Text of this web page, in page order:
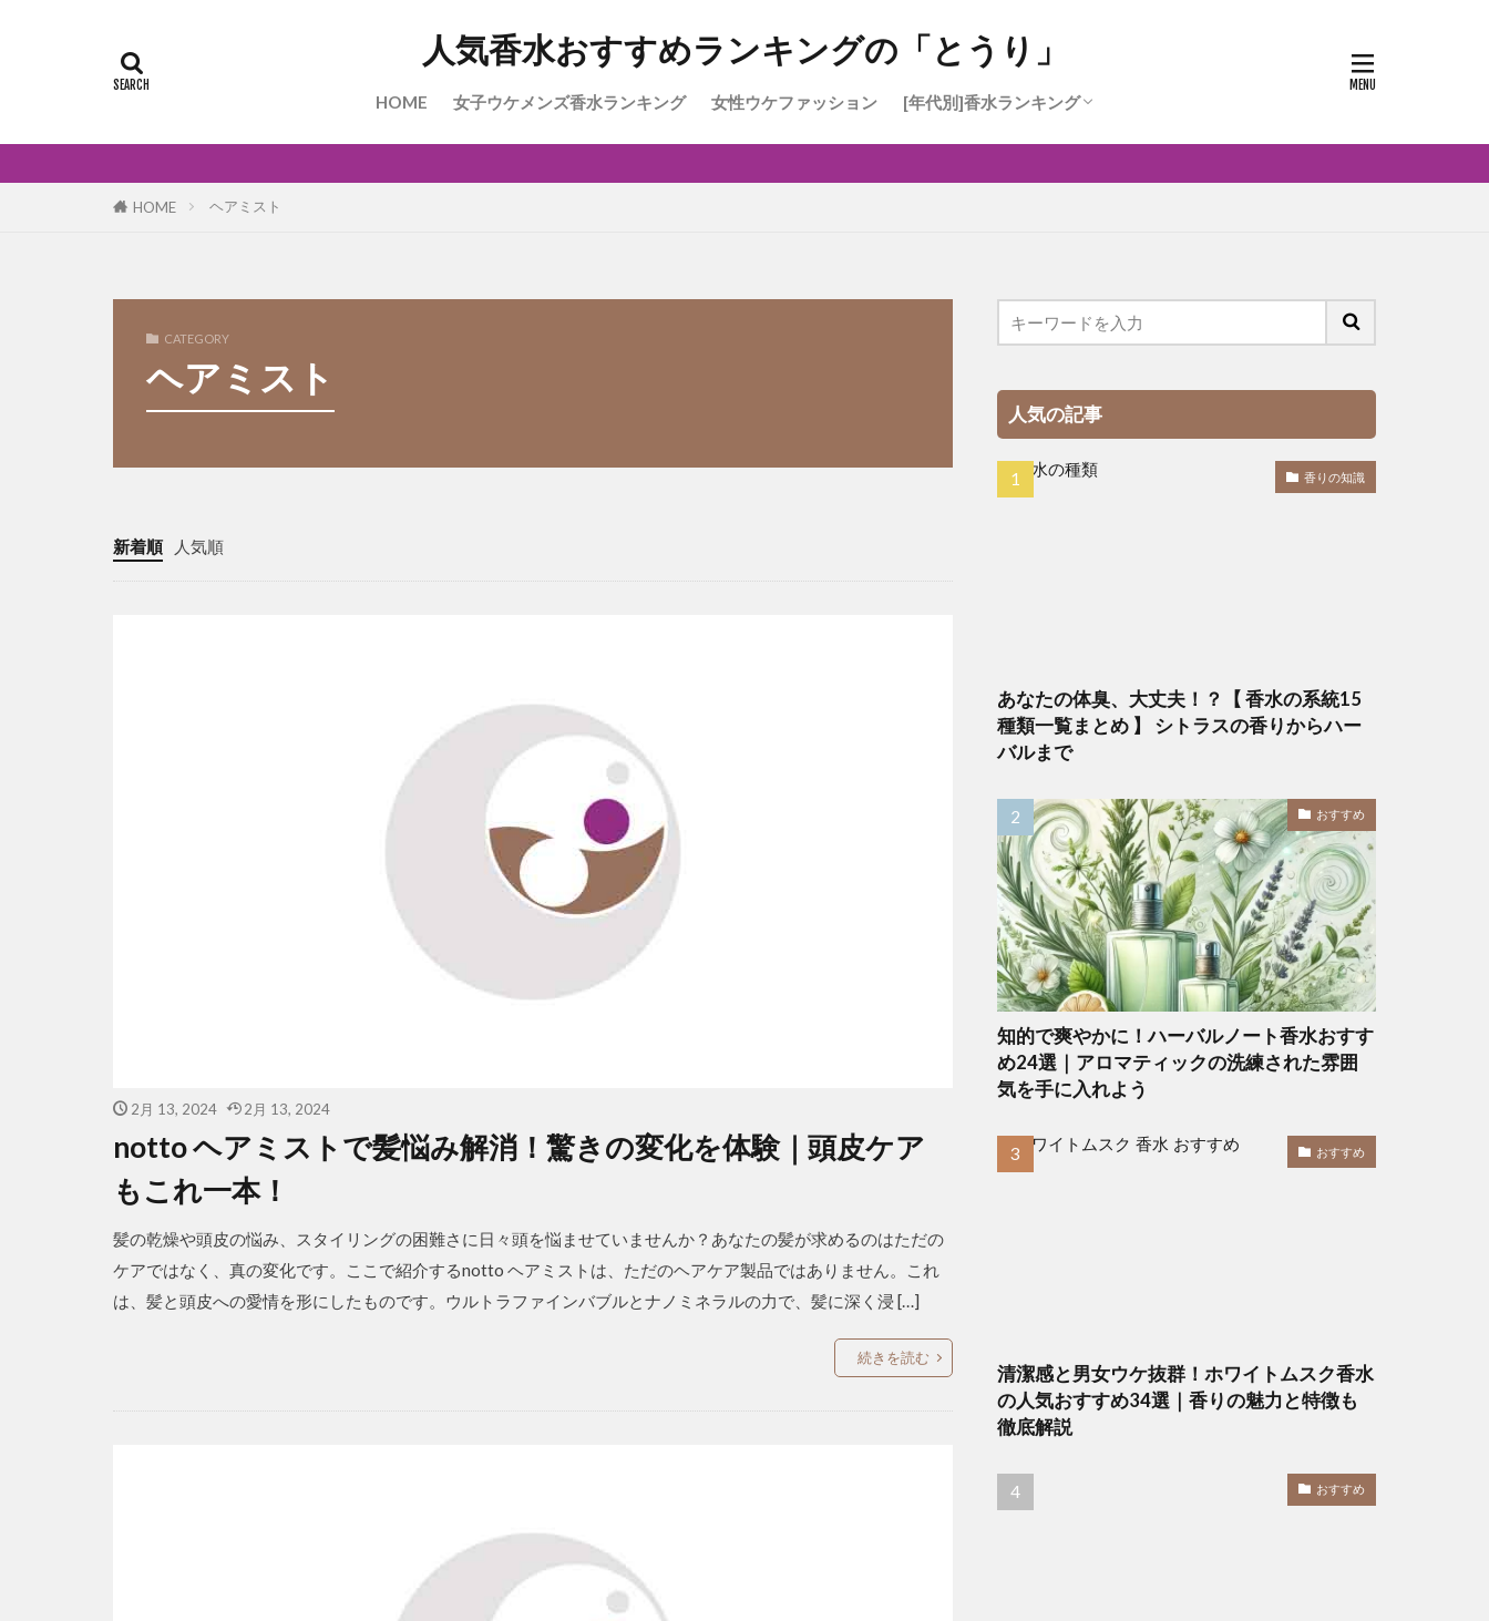
人気香水おすすめランキングの「とうり」
HOME 女子ウケメンズ香水ランキング 女性ウケファッション [年代別]香水ランキング
HOME ヘアミスト
CATEGORY
ヘアミスト
新着順 人気順
2月 13, 2024 2月 13, 2024
notto ヘアミストで髪悩み解消！驚きの変化を体験｜頭皮ケア
もこれ一本！
髪の乾燥や頭皮の悩み、スタイリングの困難さに日々頭を悩ませていませんか？あなたの髪が求めるのはただの
ケアではなく、真の変化です。ここで紹介するnotto ヘアミストは、ただのヘアケア製品ではありません。これ
は、髪と頭皮への愛情を形にしたものです。ウルトラファインバブルとナノミネラルの力で、髪に深く浸 […]
続きを読む
人気の記事
香りの知識
あなたの体臭、大丈夫！？【 香水の系統15
種類一覧まとめ 】 シトラスの香りからハー
バルまで
おすすめ
知的で爽やかに！ハーバルノート香水おすす
め24選｜アロマティックの洗練された雰囲
気を手に入れよう
おすすめ
清潔感と男女ウケ抜群！ホワイトムスク香水
の人気おすすめ34選｜香りの魅力と特徴も
徹底解説
おすすめ